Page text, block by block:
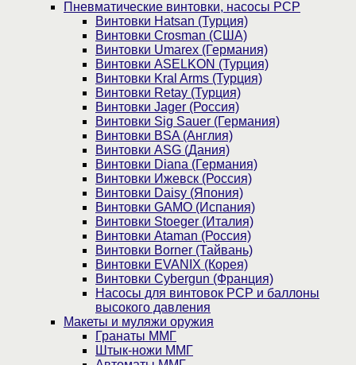
Пневматические винтовки, насосы PCP
Винтовки Hatsan (Турция)
Винтовки Crosman (США)
Винтовки Umarex (Германия)
Винтовки ASELKON (Турция)
Винтовки Kral Arms (Турция)
Винтовки Retay (Турция)
Винтовки Jager (Россия)
Винтовки Sig Sauer (Германия)
Винтовки BSA (Англия)
Винтовки ASG (Дания)
Винтовки Diana (Германия)
Винтовки Ижевск (Россия)
Винтовки Daisy (Япония)
Винтовки GAMO (Испания)
Винтовки Stoeger (Италия)
Винтовки Ataman (Россия)
Винтовки Borner (Тайвань)
Винтовки EVANIX (Корея)
Винтовки Cybergun (Франция)
Насосы для винтовок PCP и баллоны
высокого давления
Макеты и муляжи оружия
Гранаты ММГ
Штык-ножи ММГ